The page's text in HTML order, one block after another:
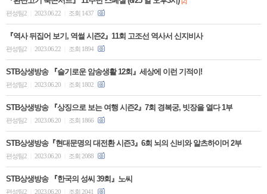
편성팀2
2023.06.22 조회 1437
『역사 뒤집어 보기, 역썰 시즌2』11회 고조선 역사서 신지비사
편성팀2 2023.06.22 조회 1894
STB상생방송 『슬기로운 암송생활 12회』세상에 이런 기적이!
편성팀2 2023.06.20 조회 1802
STB상생방송 『상징으로 보는 여행 시즌2』7회 경복궁, 빗장을 열다 1부
편성팀2 2023.06.20 조회 1866
STB상생방송『현대문명의 대전환 시즌3』6회 뇌의 신비와 알츠하이머 2부
편성팀2 2023.06.20 조회 2088
STB상생방송 『한국의 성씨 39회』노씨
편성팀2 2023.06.20 조회 2041